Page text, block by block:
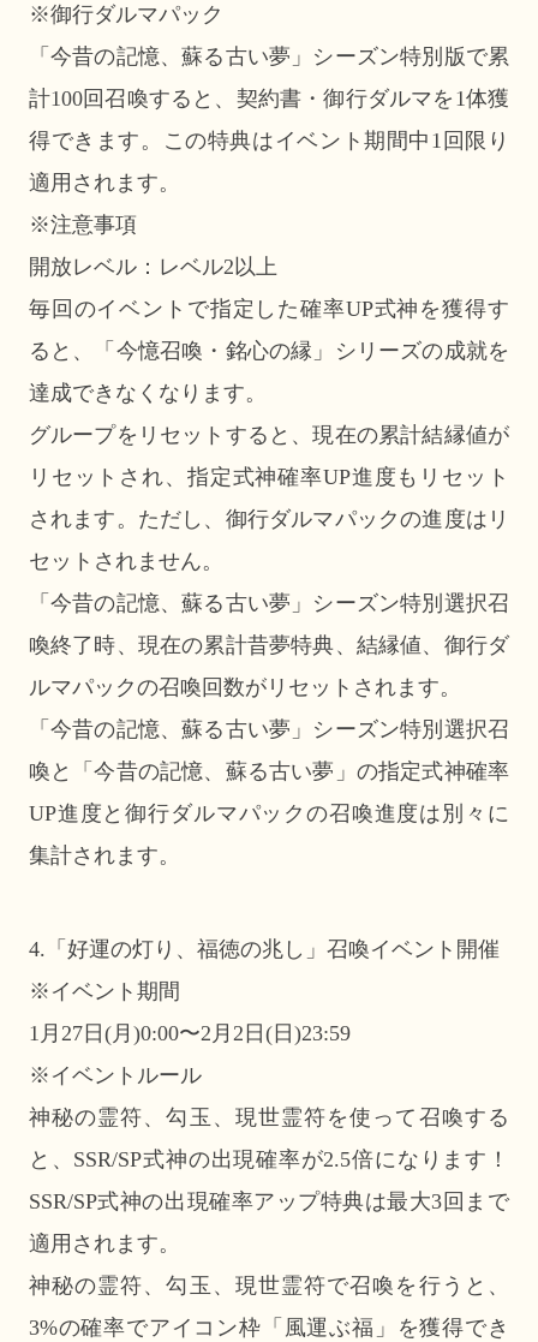
※御行ダルマパック
「今昔の記憶、蘇る古い夢」シーズン特別版で累
計100回召喚すると、契約書・御行ダルマを1体獲
得できます。この特典はイベント期間中1回限り
適用されます。
※注意事項
開放レベル：レベル2以上
毎回のイベントで指定した確率UP式神を獲得す
ると、「今憶召喚・銘心の縁」シリーズの成就を
達成できなくなります。
グループをリセットすると、現在の累計結縁値が
リセットされ、指定式神確率UP進度もリセット
されます。ただし、御行ダルマパックの進度はリ
セットされません。
「今昔の記憶、蘇る古い夢」シーズン特別選択召
喚終了時、現在の累計昔夢特典、結縁値、御行ダ
ルマパックの召喚回数がリセットされます。
「今昔の記憶、蘇る古い夢」シーズン特別選択召
喚と「今昔の記憶、蘇る古い夢」の指定式神確率
UP進度と御行ダルマパックの召喚進度は別々に
集計されます。
4.「好運の灯り、福徳の兆し」召喚イベント開催
※イベント期間
1月27日(月)0:00〜2月2日(日)23:59
※イベントルール
神秘の霊符、勾玉、現世霊符を使って召喚する
と、SSR/SP式神の出現確率が2.5倍になります！
SSR/SP式神の出現確率アップ特典は最大3回まで
適用されます。
神秘の霊符、勾玉、現世霊符で召喚を行うと、
3%の確率でアイコン枠「風運ぶ福」を獲得でき